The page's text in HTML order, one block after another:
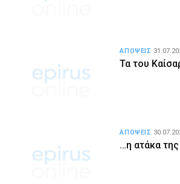
Τα του
ΑΠΟΨΕΙΣ
…η ατάκα
ΑΠΟΨΕΙΣ